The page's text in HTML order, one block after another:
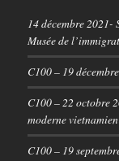
14 décembre
Musée de
C100 – 19
C100 – 22 octobre
moderne vietnamien
C100 – 19